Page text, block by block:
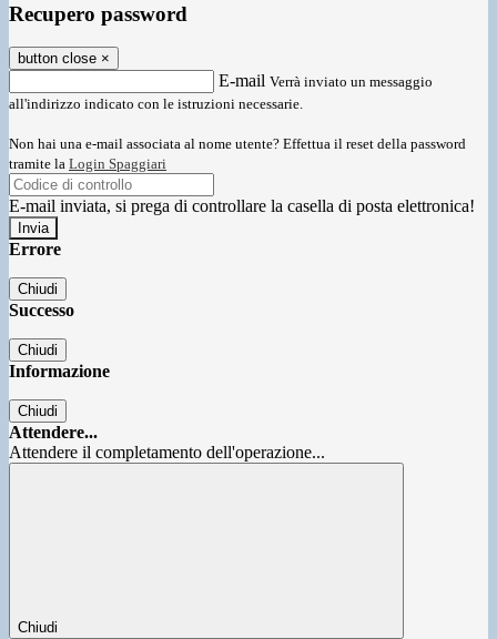
Recupero password
button close ×
E-mail Verrà inviato un messaggio
all'indirizzo indicato con le istruzioni necessarie.
Non hai una e-mail associata al nome utente? Effettua il reset della password
tramite la Login Spaggiari
E-mail inviata, si prega di controllare la casella di posta elettronica!
Errore
Chiudi
Successo
Chiudi
Informazione
Chiudi
Attendere...
Attendere il completamento dell'operazione...
Chiudi